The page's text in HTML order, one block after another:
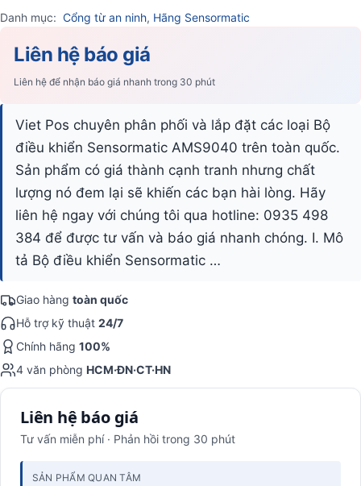
Danh mục: Cổng từ an ninh, Hãng Sensormatic
Liên hệ báo giá
Liên hệ để nhận báo giá nhanh trong 30 phút
Viet Pos chuyên phân phối và lắp đặt các loại Bộ
điều khiển Sensormatic AMS9040 trên toàn quốc.
Sản phẩm có giá thành cạnh tranh nhưng chất
lượng nó đem lại sẽ khiến các bạn hài lòng. Hãy
liên hệ ngay với chúng tôi qua hotline: 0935 498
384 để được tư vấn và báo giá nhanh chóng. I. Mô
tả Bộ điều khiển Sensormatic …
Giao hàng toàn quốc
Hỗ trợ kỹ thuật 24/7
Chính hãng 100%
4 văn phòng HCM·ĐN·CT·HN
Liên hệ báo giá
Tư vấn miễn phí · Phản hồi trong 30 phút
SẢN PHẨM QUAN TÂM